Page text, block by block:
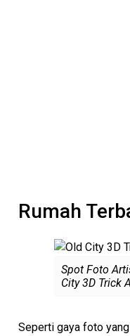
Rumah
Spot Foto
City 3D Trick
Seperti gaya foto